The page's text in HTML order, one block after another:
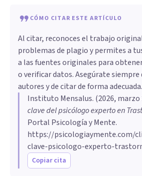
CÓMO CITAR ESTE ARTÍCULO
Al citar, reconoces el trabajo
problemas de plagio y permites a
a las fuentes originales para
o verificar datos. Asegúrate siempre
autores y de citar de forma adecuada.
Instituto Mensalus. (2026, marzo
clave del psicólogo experto en
Portal Psicología y Mente.
https://psicologiaymente.com/
clave-psicologo-experto-
Copiar cita